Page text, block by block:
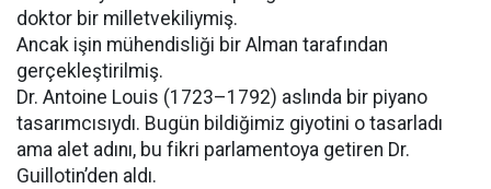
doktor bir milletvekiliymiş.
Ancak işin mühendisliği bir Alman tarafından
gerçekleştirilmiş.
Dr. Antoine Louis (1723–1792) aslında bir piyano
tasarımcısıydı. Bugün bildiğimiz giyotini o tasarladı
ama alet adını, bu fikri parlamentoya getiren Dr.
Guillotin’den aldı.